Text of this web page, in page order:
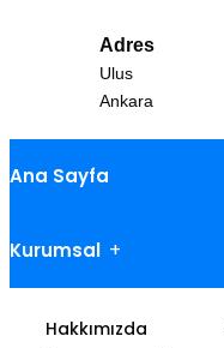
Adres
Ulus
Ankara
Ana Sayfa
Kurumsal
Hakkımızda